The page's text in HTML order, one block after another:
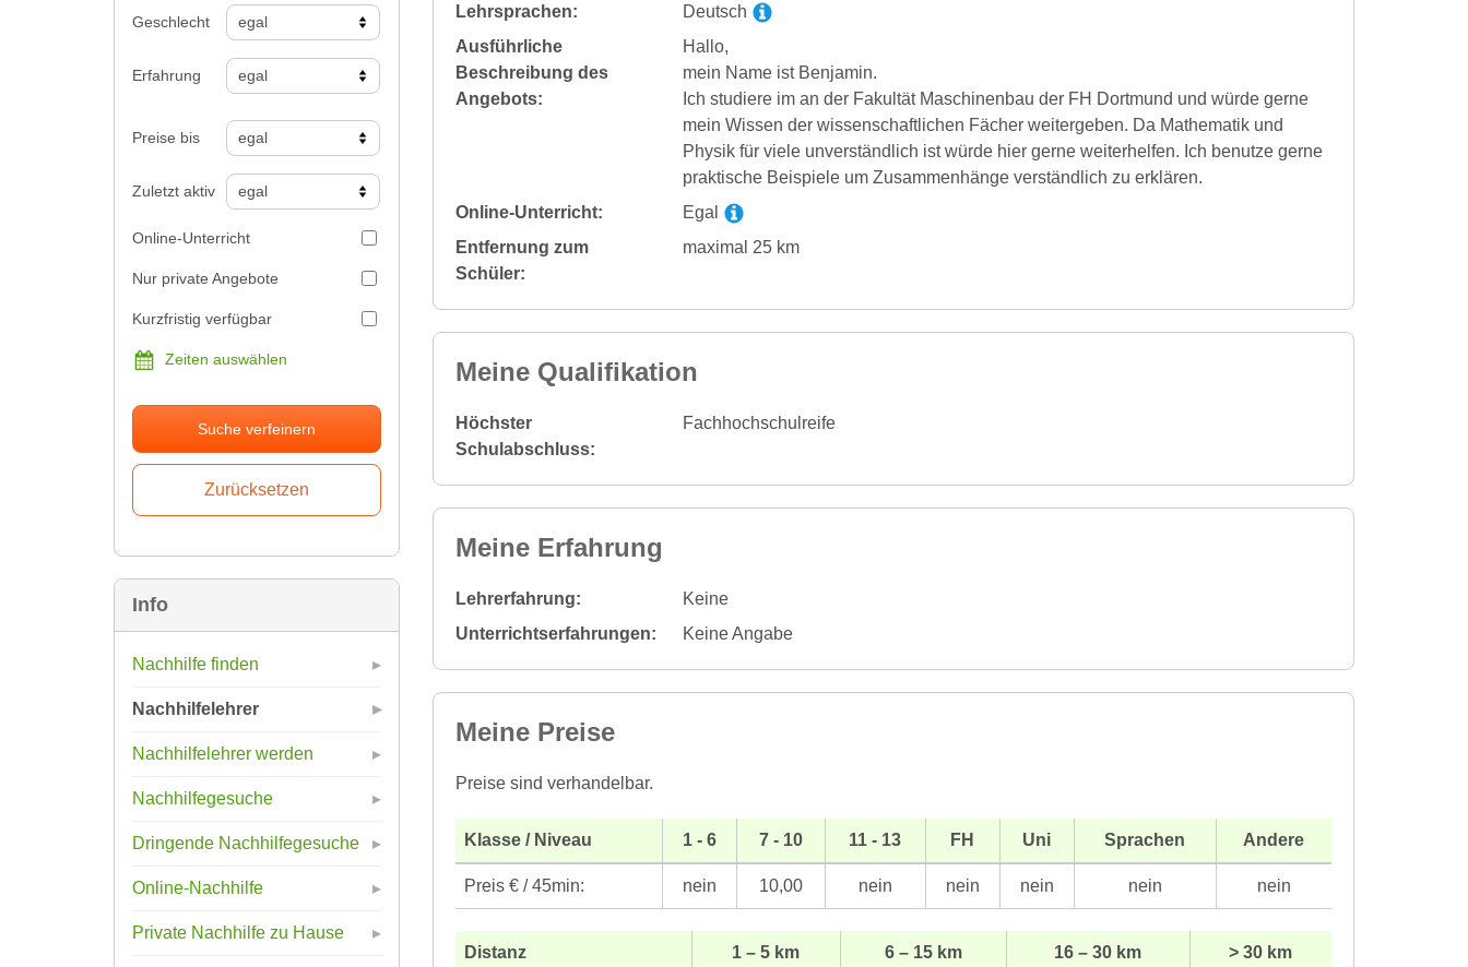
Geschlecht
Erfahrung
Preise bis
Zuletzt aktiv
Online-Unterricht
Nur private Angebote
Kurzfristig verfügbar
Zeiten auswählen
Suche verfeinern
Info
Nachhilfe finden
Nachhilfelehrer
Nachhilfelehrer werden
Nachhilfegesuche
Dringende Nachhilfegesuche
Online-Nachhilfe
Private Nachhilfe zu Hause
Lehrsprachen:
Deutsch
Ausführliche
Beschreibung des
Angebots:
Hallo,
mein Name ist Benjamin.
Ich studiere im an der Fakultät Maschinenbau der FH Dortmund und würde gerne
mein Wissen der wissenschaftlichen Fächer weitergeben. Da Mathematik und
Physik für viele unverständlich ist würde hier gerne weiterhelfen. Ich benutze gerne
praktische Beispiele um Zusammenhänge verständlich zu erklären.
Online-Unterricht:
Egal
Entfernung zum
Schüler:
maximal 25 km
Meine Qualifikation
Höchster
Schulabschluss:
Fachhochschulreife
Meine Erfahrung
Lehrerfahrung:
Keine
Unterrichtserfahrungen:
Keine Angabe
Meine Preise
Preise sind verhandelbar.
Klasse / Niveau 1 - 6 7 - 10 11 - 13 FH Uni Sprachen Andere
Preis € / 45min: nein 10,00 nein nein nein nein nein
Distanz 1 – 5 km 6 – 15 km 16 – 30 km > 30 km